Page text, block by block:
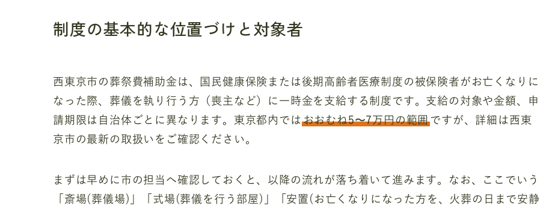
制度の基本的な位置づけと対象者
西東京市の葬祭費補助金は、国民健康保険または後期高齢者医療制度の被保険者がお亡くなりに
なった際、葬儀を執り行う方（喪主など）に一時金を支給する制度です。支給の対象や金額、申
請期限は自治体ごとに異なります。東京都内では おおむね5〜7万円の範囲 ですが、詳細は西東
京市の最新の取扱いをご確認ください。
まずは早めに市の担当へ確認しておくと、以降の流れが落ち着いて進みます。なお、ここでいう
「斎場(葬儀場)」「式場(葬儀を行う部屋)」「安置(お亡くなりになった方を、火葬の日まで安静